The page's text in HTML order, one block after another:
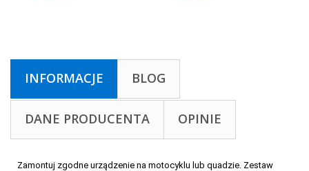
INFORMACJE BLOG
DANE PRODUCENTA OPINIE
Zamontuj zgodne urządzenie na motocyklu lub quadzie. Zestaw